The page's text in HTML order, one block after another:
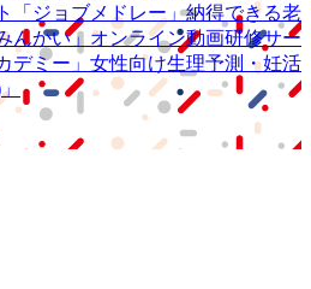
「ジョブメドレー」納得できる老
んかい」 オンライン動画研修サー
デミー」 女性向け生理予測・妊活